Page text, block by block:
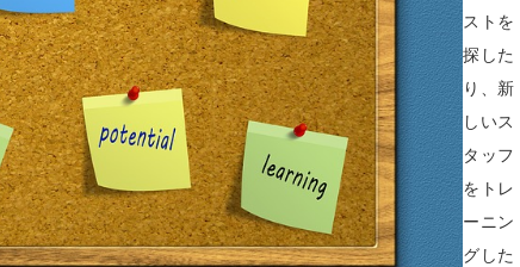
ストを
探した
り、新
しいス
タッフ
をトレ
ーニン
グした